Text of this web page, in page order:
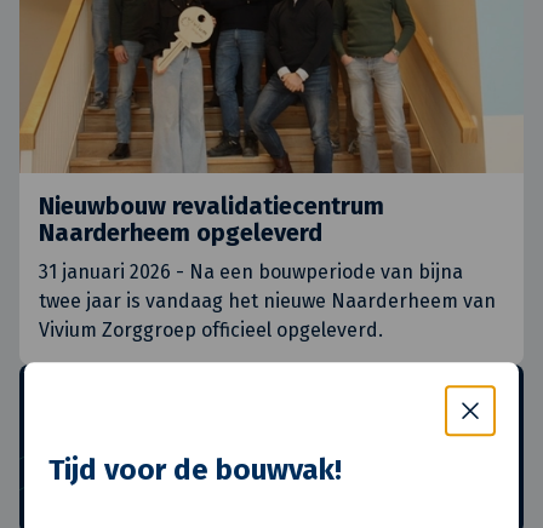
Tijd voor de bouwvak!
Nieuwbouw revalidatiecentrum
Naarderheem opgeleverd
31 januari 2026 - Na een bouwperiode van bijna
twee jaar is vandaag het nieuwe Naarderheem van
Vivium Zorggroep officieel opgeleverd.